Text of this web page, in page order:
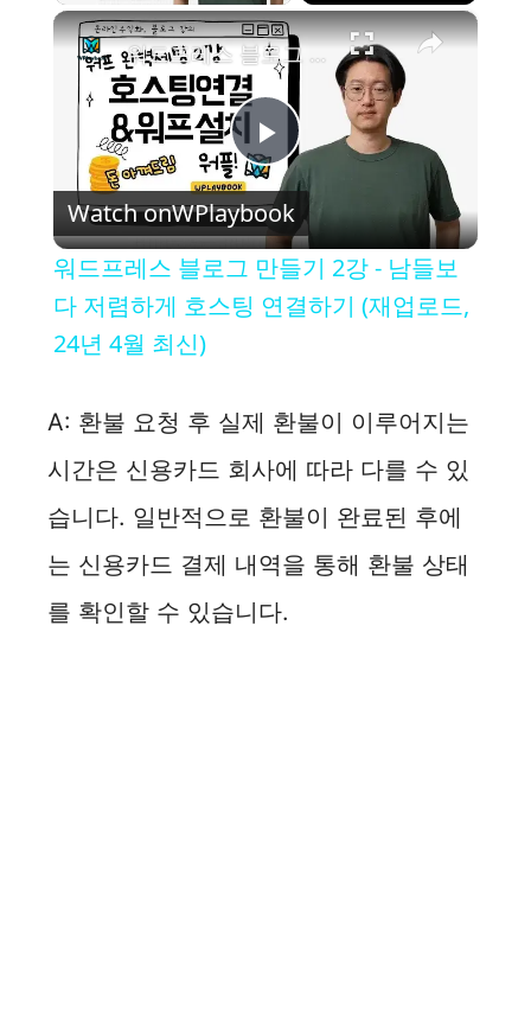
×
P
l
a
V
i
d
워드프레스 블로그 만들기 2강 - 남들보다 저렴하게 호스팅 연결하기 (재업로드, 24년 4월 최신)
Watch onWPlaybook
워드프레스 블로그 만들기 2강 - 남들보
다 저렴하게 호스팅 연결하기 (재업로드,
24년 4월 최신)
A: 환불 요청 후 실제 환불이 이루어지는
시간은 신용카드 회사에 따라 다를 수 있
습니다. 일반적으로 환불이 완료된 후에
는 신용카드 결제 내역을 통해 환불 상태
를 확인할 수 있습니다.